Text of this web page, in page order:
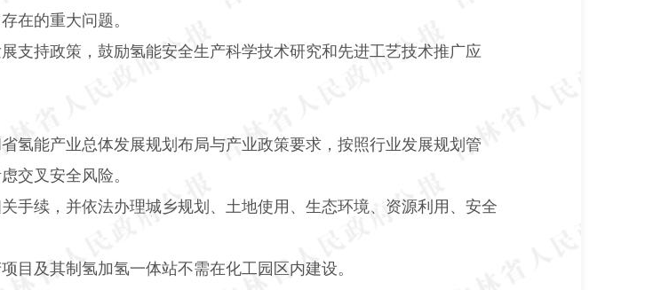
在的重大问题。
持政策，鼓励氢能安全生产科学技术研究和先进工艺技术推广应
能产业总体发展规划布局与产业政策要求，按照行业发展规划管
交叉安全风险。
续，并依法办理城乡规划、土地使用、生态环境、资源利用、安全
目及其制氢加氢一体站不需在化工园区内建设。